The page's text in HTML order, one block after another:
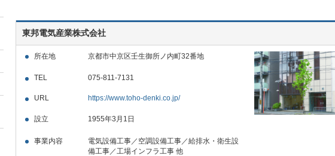
東邦電気産業株式会社
所在地 京都市中京区壬生御所ノ内町32番地
TEL 075-811-7131
URL https://www.toho-denki.co.jp/
設立 1955年3月1日
事業内容
電気設備工事／空調設備工事／給排水・衛生設
備工事／工場インフラ工事 他